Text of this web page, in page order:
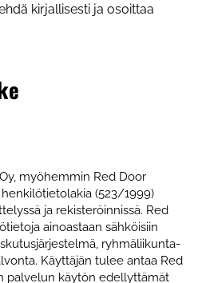
kirjallisesti ja osoittaa
myöhemmin Red Door
(523/1999)
ja rekisteröinnissä. Red
ainoastaan sähköisiin
ryhmäliikunta-
Käyttäjän tulee antaa Red
palvelun käytön edellyttämät